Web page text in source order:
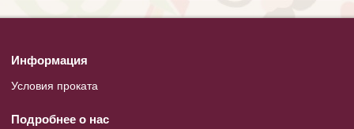
Информация
Условия проката
Подробнее о нас